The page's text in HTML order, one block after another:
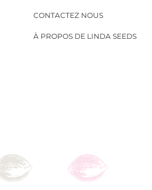
CONTACTEZ NOUS
À PROPOS DE LINDA SEEDS